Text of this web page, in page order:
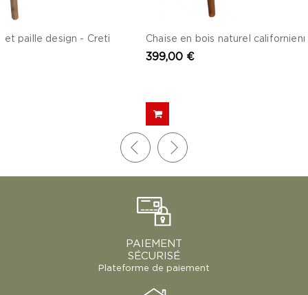
et paille design - Creti
399,00 €
PAIEMENT
SÉCURISÉ
Plateforme de paiement